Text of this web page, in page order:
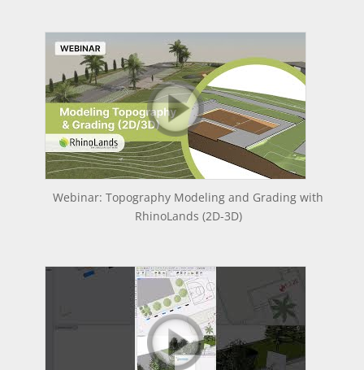
Webinar: Topography Modeling and Grading with
RhinoLands (2D-3D)